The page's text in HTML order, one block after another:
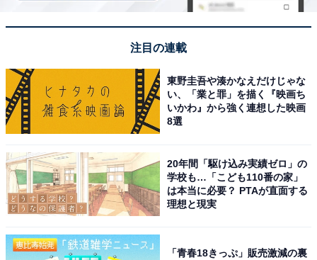
【2026年6月の運勢】ふたご座（5月21日～6月21
日生まれ）
トライ＆エラーで
注目の連載
東野圭吾や湊かなえだけじゃな
い、「業と罪」を描く『映画ち
いかわ』から強く連想した映画
8選
20年間「駆け込み実績ゼロ」の
学校も…「こども110番の家」
は本当に必要？ PTAが直面する
理想と現実
「青春18きっぷ」販売激減の裏